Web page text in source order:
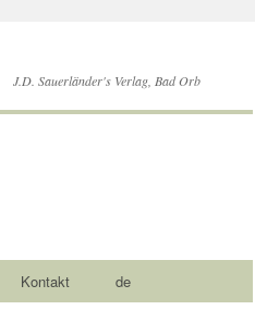
J.D. Sauerländer's Verlag, Bad Orb
Kontakt de